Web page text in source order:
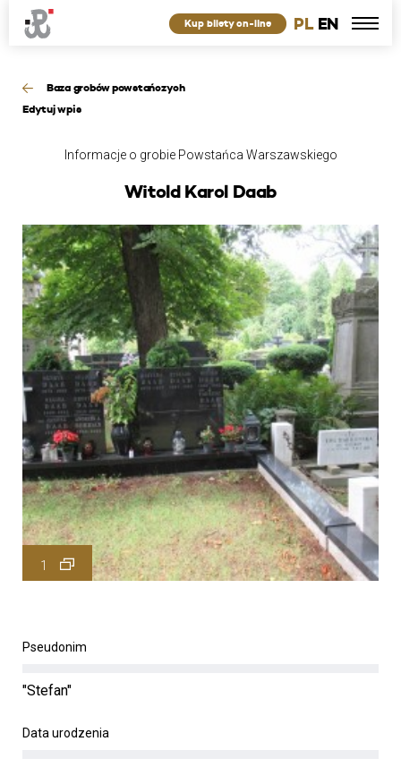
PL EN
Kup bilety on-line
Baza grobów powstańczych
Edytuj wpis
Informacje o grobie Powstańca Warszawskiego
Witold Karol Daab
1
Pseudonim
"Stefan"
Data urodzenia